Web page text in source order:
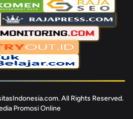
All Rights Reserved.
Promosi Online